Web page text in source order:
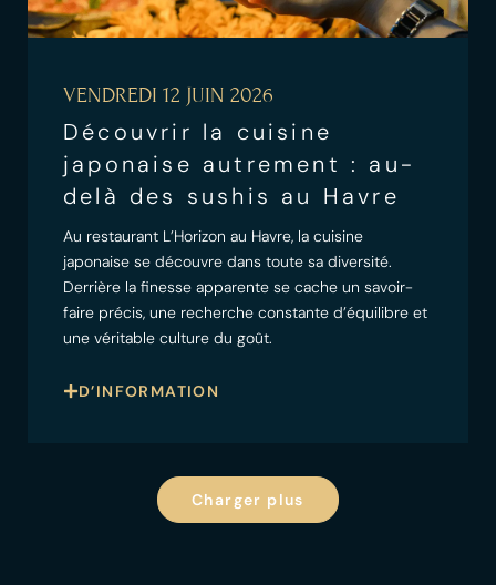
VENDREDI 12 JUIN 2026
Découvrir la cuisine
japonaise autrement : au-
delà des sushis au Havre
Au restaurant L’Horizon au Havre, la cuisine
japonaise se découvre dans toute sa diversité.
Derrière la finesse apparente se cache un savoir-
faire précis, une recherche constante d’équilibre et
une véritable culture du goût.
D’INFORMATION
Charger plus